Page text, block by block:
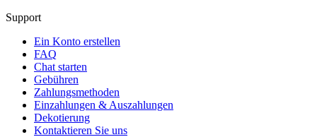
Support
Ein Konto erstellen
FAQ
Chat starten
Gebühren
Zahlungsmethoden
Einzahlungen & Auszahlungen
Dekotierung
Kontaktieren Sie uns